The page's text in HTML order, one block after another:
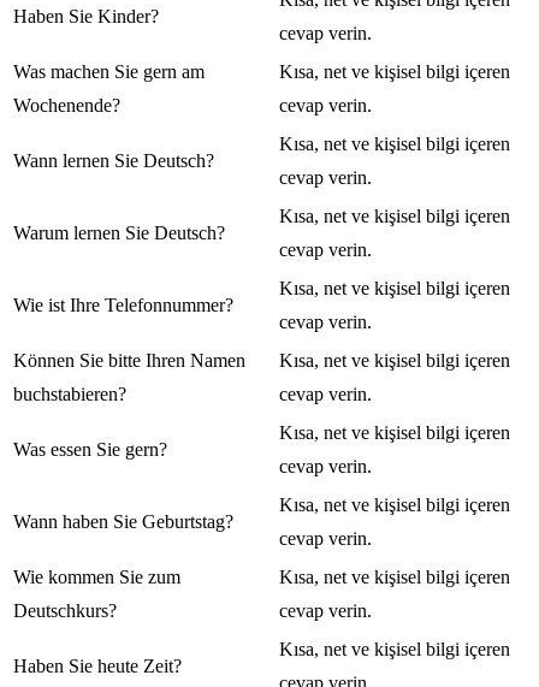
Haben Sie Kinder?
cevap verin.
Was machen Sie gern am
Wochenende?
Kısa, net ve kişisel bilgi içeren
cevap verin.
Wann lernen Sie Deutsch?
Kısa, net ve kişisel bilgi içeren
cevap verin.
Warum lernen Sie Deutsch?
Kısa, net ve kişisel bilgi içeren
cevap verin.
Wie ist Ihre Telefonnummer?
Kısa, net ve kişisel bilgi içeren
cevap verin.
Können Sie bitte Ihren Namen
buchstabieren?
Kısa, net ve kişisel bilgi içeren
cevap verin.
Was essen Sie gern?
Kısa, net ve kişisel bilgi içeren
cevap verin.
Wann haben Sie Geburtstag?
Kısa, net ve kişisel bilgi içeren
cevap verin.
Wie kommen Sie zum
Deutschkurs?
Kısa, net ve kişisel bilgi içeren
cevap verin.
Haben Sie heute Zeit?
Kısa, net ve kişisel bilgi içeren